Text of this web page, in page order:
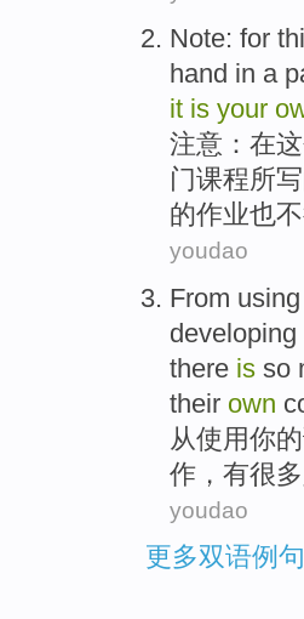
Note: for
hand in a
it is your
注意 ： 在
门课程所写
的作业也
youdao
From using
there is so
their own
从使用你
作，有很
youdao
更多双语例句